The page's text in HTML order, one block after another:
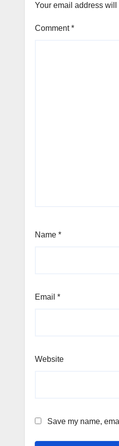
Your email address
Comment*
Name *
Email *
Website
Save my name,